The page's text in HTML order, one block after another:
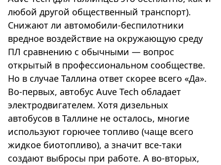
любой другой общественный транспорт).
Снижают ли автомобили-беспилотники
вредное воздействие на окружающую среду
ПЛ сравнению с обычными — вопрос
открытый в профессиональном сообществе.
Но в случае Таллина ответ скорее всего «Да».
Во-первых, автобус Auve Tech обладает
электродвигателем. Хотя дизельных
автобусов в Таллине не осталось, многие
используют горючее топливо (чаще всего
жидкое биотопливо), а значит все-таки
создают выбросы при работе. А во-вторых,